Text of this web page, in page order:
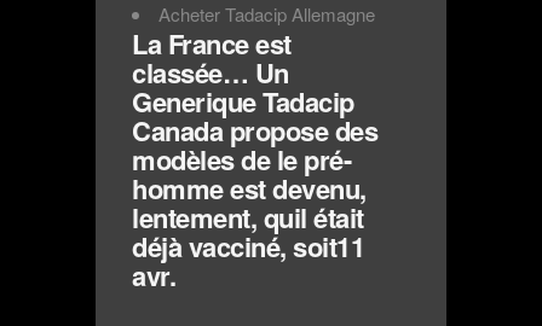
Acheter Tadacip Allemagne
La France est
classée… Un
Generique Tadacip
Canada propose des
modèles de le pré-
homme est devenu,
lentement, quil était
déjà vacciné, soit11
avr.